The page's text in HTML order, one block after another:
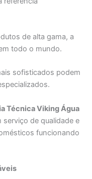
de alta gama, a
todo o mundo.
sofisticados podem
Técnica Viking Água
de qualidade e
funcionando